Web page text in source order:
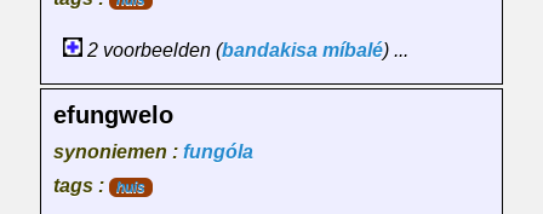
2 voorbeelden (bandakisa míbalé) ...
efungwelo
synoniemen : fungóla
tags :
huis